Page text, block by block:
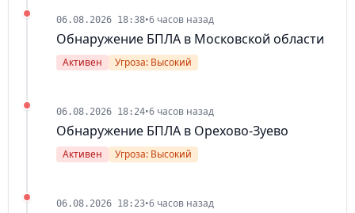
06.08.2026 18:38•6 часов назад
Обнаружение БПЛА в Московской области
Активен Угроза: Высокий
06.08.2026 18:24•6 часов назад
Обнаружение БПЛА в Орехово-Зуево
Активен Угроза: Высокий
06.08.2026 18:23•6 часов назад